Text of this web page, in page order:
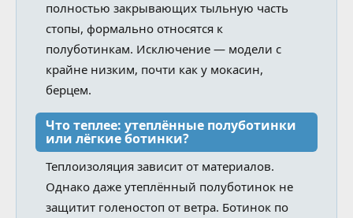
полностью закрывающих тыльную часть
стопы, формально относятся к
полуботинкам. Исключение — модели с
крайне низким, почти как у мокасин,
берцем.
Что теплее: утеплённые полуботинки
или лёгкие ботинки?
Теплоизоляция зависит от материалов.
Однако даже утеплённый полуботинок не
защитит голеностоп от ветра. Ботинок по